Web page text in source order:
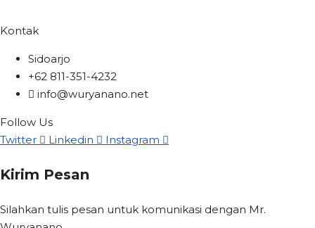
Kontak
Sidoarjo
+62 811-351-4232
info@wuryanano.net
Follow Us
Twitter
Linkedin Instagram
Kirim Pesan
Silahkan tulis pesan untuk komunikasi dengan Mr.